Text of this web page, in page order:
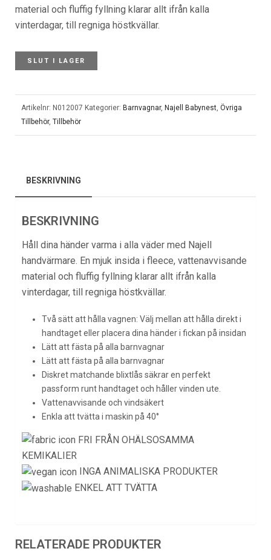
material och fluffig fyllning klarar allt ifrån kalla
vinterdagar, till regniga höstkvällar.
SLUT I LAGER
Artikelnr: N012007 Kategorier: Barnvagnar, Najell Babynest Övriga
Tillbehör, Tillbehör
BESKRIVNING
BESKRIVNING
Håll dina händer varma i alla väder med Najell
handvärmare. En mjuk insida i fleece, vattenavvisande
material och fluffig fyllning klarar allt ifrån kalla
vinterdagar, till regniga höstkvällar.
Två sätt att hålla vagnen: Välj mellan att hålla direkt i
handtaget eller placera dina händer i fickan på insidan
Lätt att fästa på alla barnvagnar
Lätt att fästa på alla barnvagnar
Diskret matchande blixtlås säkrar en perfekt
passform runt handtaget och håller vinden ute.
Vattenavvisande och vindsäkert
Enkla att tvätta i maskin på 40°
FRI FRÅN OHÄLSOSAMMA
KEMIKALIER
INGA ANIMALISKA PRODUKTER
ENKEL ATT TVÄTTA
RELATERADE PRODUKTER